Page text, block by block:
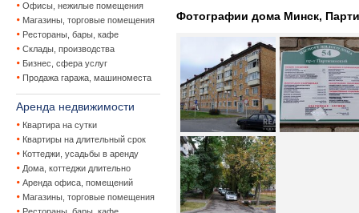
Офисы, нежилые помещения
Магазины, торговые помещения
Рестораны, бары, кафе
Склады, производства
Бизнес, сфера услуг
Продажа гаража, машиноместа
Аренда недвижимости
Квартира на сутки
Квартиры на длительный срок
Коттеджи, усадьбы в аренду
Дома, коттеджи длительно
Аренда офиса, помещений
Магазины, торговые помещения
Фотографии дома Минск,